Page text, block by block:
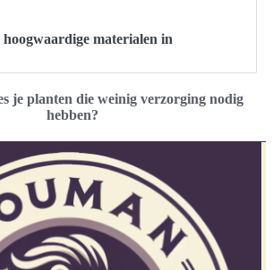
materialen in
je planten die weinig verzorging nodig
hebben?